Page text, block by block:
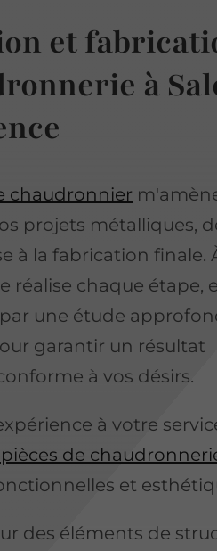
et
à
chaudronnier
projets métalliques,
à la fabrication finale.
réalise chaque étape,
une étude
garantir un résultat
à vos désirs.
à votre
de
et
des éléments de